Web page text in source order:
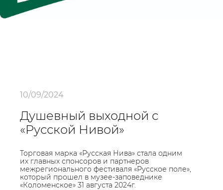
10/09/2024
Душевный выходной с
«Русской Нивой»
Торговая марка «Русская Нива» стала одним
их главных спонсоров и партнеров
межрегионального фестиваля «Русское поле»,
который прошел в музее-заповеднике
«Коломенское» 31 августа 2024г.